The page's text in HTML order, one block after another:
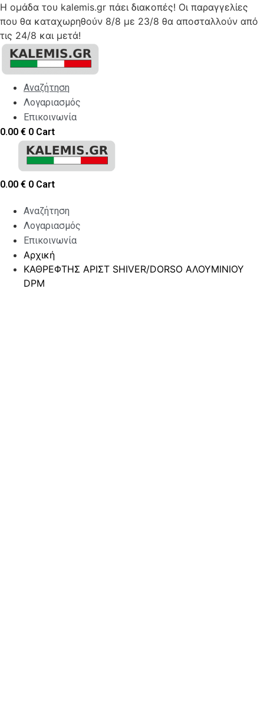
Η ομάδα του kalemis.gr πάει διακοπές! Οι παραγγελίες
που θα καταχωρηθούν 8/8 με 23/8 θα αποσταλλούν από
τις 24/8 και μετά!
Skip
content
Αναζήτηση
Λογαριασμός
Επικοινωνία
0.00 € 0 Cart
0.00 € 0 Cart
Αναζήτηση
Λογαριασμός
Επικοινωνία
Αρχική
ΚΑΘΡΕΦΤΗΣ ΑΡΙΣΤ SHIVER/DORSO ΑΛΟΥΜΙΝΙΟΥ
DPM